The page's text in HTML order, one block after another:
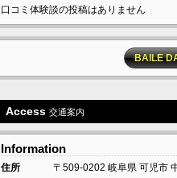
口コミ体験談の投稿はありません
BAILE
Access 交通案内
Information
住所 〒509-0202 岐阜県 可児市